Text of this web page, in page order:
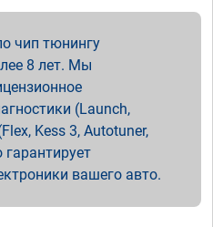
чип тюнингу
8 лет. Мы
(Launch,
Kess 3, Autotuner,
гарантирует
вашего авто.